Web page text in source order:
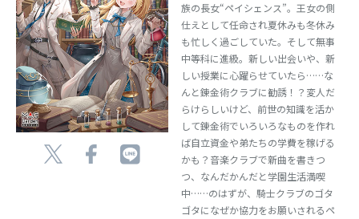
族の長女“ペイシェンス”。王女の側
仕えとして任命され夏休みも冬休み
も忙しく過ごしていた。そして無事
中等科に進級。新しい出会いや、新
しい授業に心躍らせていたら……な
んと錬金術クラブに勧誘！？変人だ
らけらしいけど、前世の知識を活か
して錬金術でいろいろなものを作れ
ば自立資金や弟たちの学費を稼げる
かも？音楽クラブで新曲を書きつ
つ、なんだかんだと学園生活満喫
中……のはずが、騎士クラブのゴタ
ゴタになぜか協力をお願いされるペ